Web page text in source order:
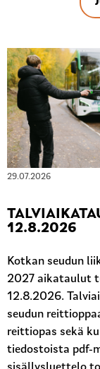
29.07.2026
12.8.2026
Kotkan seudun
2027 aikataulut
12.8.2026.
seudun
reittiopas sekä
tiedostoista pdf-